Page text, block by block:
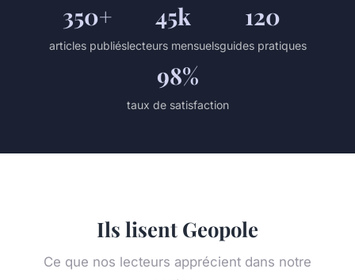
350+
articles publiés
45k
lecteurs mensuels
120
guides pratiques
98%
taux de satisfaction
Ils lisent Geopole
Ce que nos lecteurs apprécient dans notre